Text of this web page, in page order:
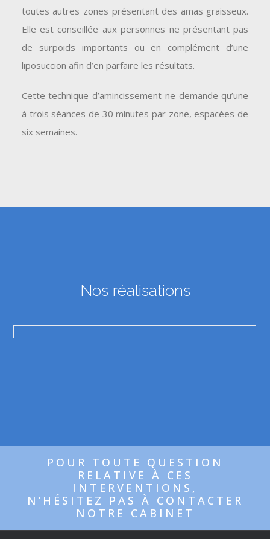
toutes autres zones présentant des amas graisseux.
Elle est conseillée aux personnes ne présentant pas
de surpoids importants ou en complément d’une
liposuccion afin d’en parfaire les résultats.
Cette technique d’amincissement ne demande qu’une
à trois séances de 30 minutes par zone, espacées de
six semaines.
Nos réalisations
POUR TOUTE QUESTION
RELATIVE À CES
INTERVENTIONS,
N’HÉSITEZ PAS À CONTACTER
NOTRE CABINET